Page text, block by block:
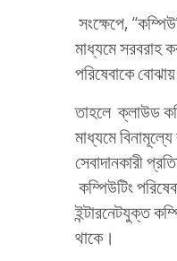
সংক্ষেপে,
মাধ্যমে সরবরাহ
পরিষেবাকে
তাহলে ক্লাউড
মাধ্যমে
সেবাদানকারী
কম্পিউটিং
ইন্টারনেটযুক্ত
থাকে।